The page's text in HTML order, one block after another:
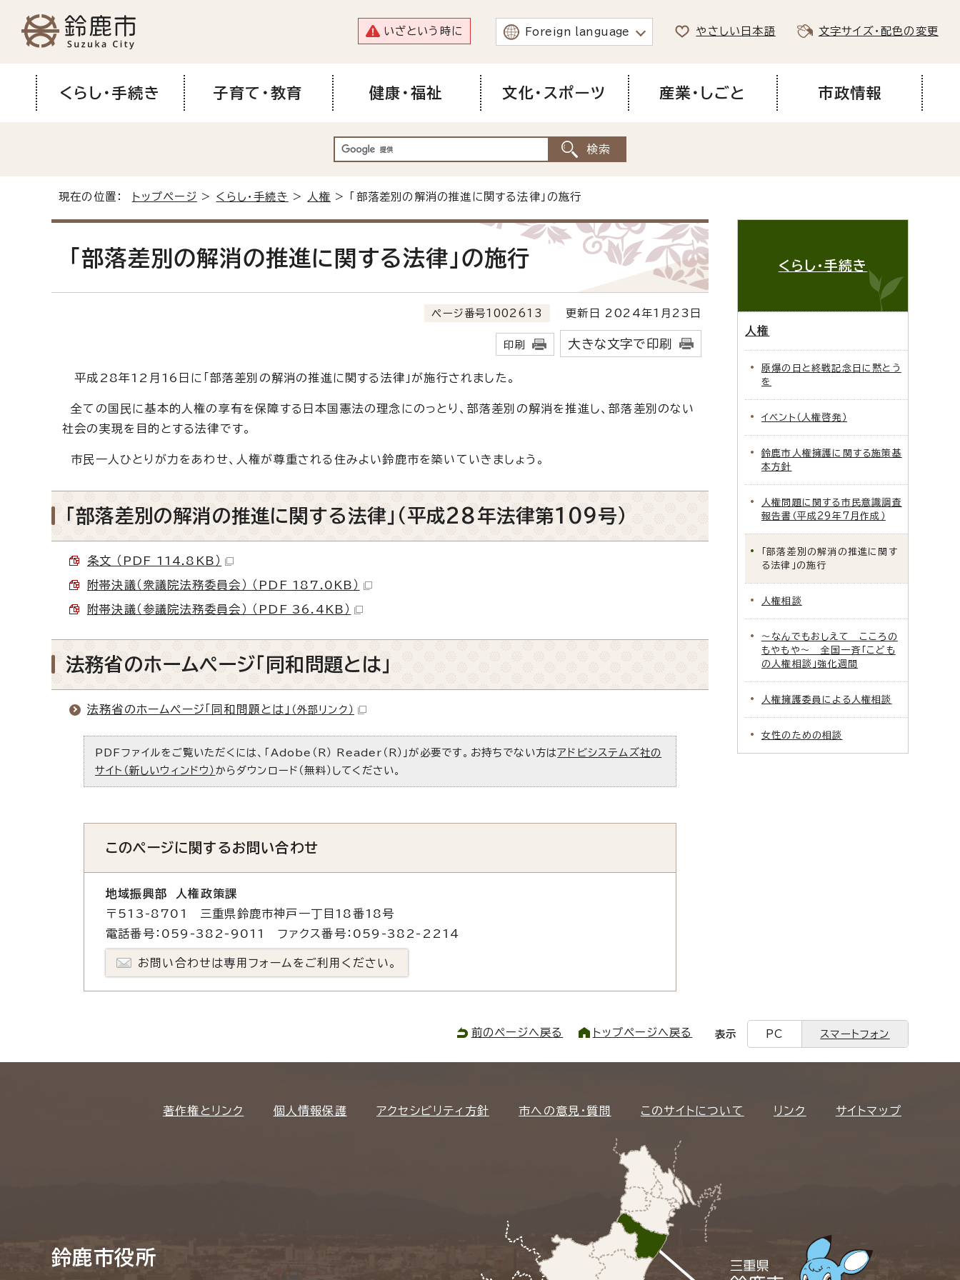
いざという時に Foreign language やさしい日本語 文字サイズ・配色の変更
くらし・手続き 子育て・教育 健康・福祉 文化・スポーツ 産業・しごと 市政情報
現在の位置： トップページ > くらし・手続き > 人権 > 「部落差別の解消の推進に関する法律」の施行
「部落差別の解消の推進に関する法律」の施行
ページ番号1002613 更新日 2024年1月23日
印刷 大きな文字で印刷
平成28年12月16日に「部落差別の解消の推進に関する法律」が施行されました。
全ての国民に基本的人権の享有を保障する日本国憲法の理念にのっとり、部落差別の解消を推進し、部落差別のない
社会の実現を目的とする法律です。
市民一人ひとりが力をあわせ、人権が尊重される住みよい鈴鹿市を築いていきましょう。
「部落差別の解消の推進に関する法律」（平成28年法律第109号）
条文 （PDF 114.8KB）
附帯決議（衆議院法務委員会） （PDF 187.0KB）
附帯決議（参議院法務委員会） （PDF 36.4KB）
法務省のホームページ「同和問題とは」
法務省のホームページ「同和問題とは」 （外部リンク）
PDFファイルをご覧いただくには、「Adobe（R） Reader（R）」が必要です。お持ちでない方はアドビシステムズ社の
サイト（新しいウィンドウ） からダウンロード（無料）してください。
このページに関するお問い合わせ
地域振興部 人権政策課
〒513-8701 三重県鈴鹿市神戸一丁目18番18号
電話番号：059-382-9011 ファクス番号：059-382-2214
お問い合わせは専用フォームをご利用ください。
くらし・手続き
人権
原爆の日と終戦記念日に黙とう
を
イベント（人権啓発）
鈴鹿市人権擁護に関する施策基
本方針
人権問題に関する市民意識調査
報告書（平成29年7月作成）
「部落差別の解消の推進に関す
る法律」の施行
人権相談
～なんでもおしえて こころの
もやもや～ 全国一斉「こども
の人権相談」強化週間
人権擁護委員による人権相談
女性のための相談
前のページへ戻る トップページへ戻る 表示 PC スマートフォン
著作権とリンク 個人情報保護 アクセシビリティ方針 市への意見・質問 このサイトについて リンク サイトマップ
鈴鹿市役所